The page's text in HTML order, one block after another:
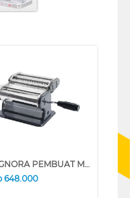
SIGNORA PEMBUAT MIE MANUAL NOODLE MAKER SG-2509INM
648.000